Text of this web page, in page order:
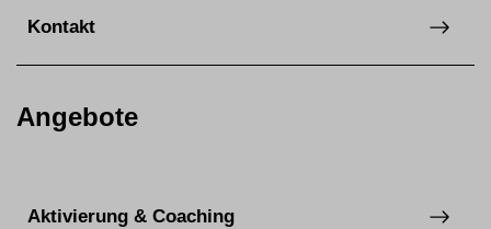
Kontakt
Angebote
Aktivierung & Coaching